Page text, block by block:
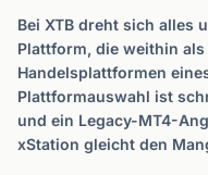
Bei XTB dreht sich alles
Plattform, die weithin
Handelsplattformen
Plattformauswahl ist
und ein Legacy-MT4-
xStation gleicht den